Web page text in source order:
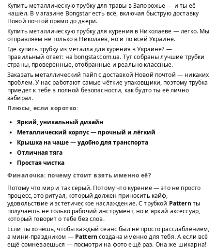
Купить металлическую трубку для травы в Запорожье — и ты её
нашёл. В магазине Bongstar есть всё, включая быструю доставку
Новой почтой прямо до двери.
Купить металлическую трубку для курения в Николаеве — легко. Мы
отправляем не только в Николаев, но и по всей Украине.
Где купить трубку из металла для курения в Украине? —
правильный ответ: на bongstar.com.ua. Тут собраны лучшие трубки
страны, проверенные, отобранные и реально классные.
Заказать металлический пайп с доставкой Новой почтой — никаких
проблем. У нас работают самые чёткие упаковщики, поэтому трубка
приедет к тебе в полной безопасности, как будто ты её лично
забирал.
Плюсы, если коротко:
Яркий, уникальный дизайн
Металлический корпус — прочный и лёгкий
Крышка на чаше — удобно для транспорта
Отличная тяга
Простая чистка
Финалочка: почему стоит взять именно её?
Потому что мир и так серый. Потому что курение — это не просто
процесс, это ритуал, который должен приносить кайф,
удовольствие и эстетическое наслаждение. С трубкой Pattern ты
получаешь не только рабочий инструмент, но и яркий аксессуар,
который говорит о тебе без слов.
Если ты хочешь, чтобы каждый сеанс был не просто расслаблением,
а мини-праздником — Pattern создана именно для тебя. А если всё
ещё сомневаешься — посмотри на фото ещё раз. Она же шикарна!